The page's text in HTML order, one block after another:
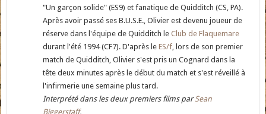
"Un garçon solide" (ES9) et fanatique de Quidditch (CS, PA).
Après avoir passé ses B.U.S.E., Olivier est devenu joueur de
réserve dans l'équipe de Quidditch leClub de Flaquemare
durant l'été 1994 (CF7). D'après leES/f, lors de son premier
match de Quidditch, Olivier s'est pris un Cognard dans la
tête deux minutes après le début du match et s'est réveillé à
l'infirmerie une semaine plus tard.
Interprété dans les deux premiers films parSean
Biggerstaff.